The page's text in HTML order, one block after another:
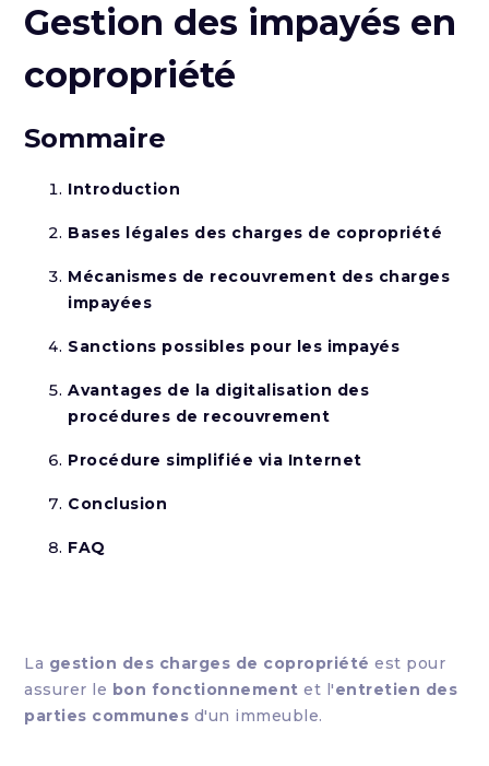
Gestion des impayés en
copropriété
Sommaire
Introduction
Bases légales des charges de copropriété
Mécanismes de recouvrement des charges
impayées
Sanctions possibles pour les impayés
Avantages de la digitalisation des
procédures de recouvrement
Procédure simplifiée via Internet
Conclusion
FAQ
La gestion des charges de copropriété est pour
assurer le bon fonctionnement et l'entretien des
parties communes d'un immeuble.